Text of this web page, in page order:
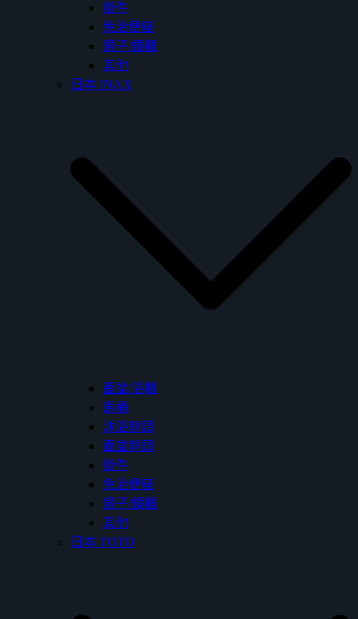
掛件
免治便座
鏡子/鏡櫃
其他
日本 INAX
面盆/浴櫃
馬桶
沐浴龍頭
面盆龍頭
掛件
免治便座
鏡子/鏡櫃
其他
日本 TOTO